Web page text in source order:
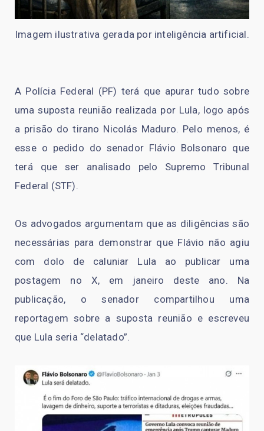
Imagem ilustrativa gerada por inteligência artificial.
A Polícia Federal (PF) terá que apurar tudo sobre
uma suposta reunião realizada por Lula, logo após
a prisão do tirano Nicolás Maduro. Pelo menos, é
esse o pedido do senador Flávio Bolsonaro que
terá que ser analisado pelo Supremo Tribunal
Federal (STF).
Os advogados argumentam que as diligências são
necessárias para demonstrar que Flávio não agiu
com dolo de caluniar Lula ao publicar uma
postagem no X, em janeiro deste ano. Na
publicação, o senador compartilhou uma
reportagem sobre a suposta reunião e escreveu
que Lula seria “delatado”.